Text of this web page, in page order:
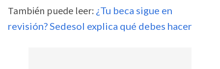
También puede leer: ¿Tu beca sigue en
revisión? Sedesol explica qué debes hacer